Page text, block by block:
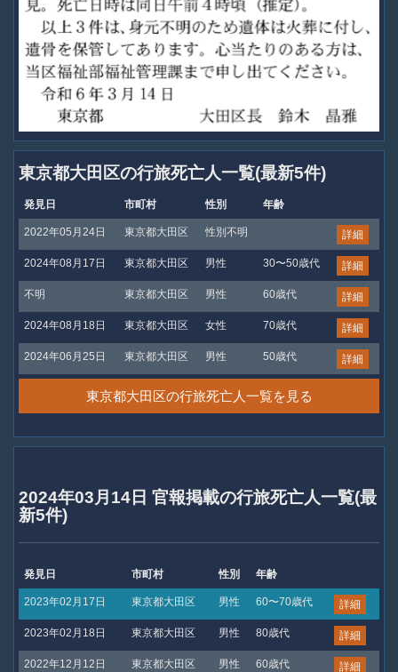
東京都大田区の行旅死亡人一覧(最新5件)
発見日 市町村 性別 年齢
2022年05月24日 東京都大田区 性別不明 詳細
2024年08月17日 東京都大田区 男性 30〜50歳代 詳細
不明 東京都大田区 男性 60歳代 詳細
2024年08月18日 東京都大田区 女性 70歳代 詳細
2024年06月25日 東京都大田区 男性 50歳代 詳細
東京都大田区の行旅死亡人一覧を見る
2024年03月14日 官報掲載の行旅死亡人一覧(最
新5件)
発見日 市町村 性別 年齢
2023年02月17日 東京都大田区 男性 60〜70歳代 詳細
2023年02月18日 東京都大田区 男性 80歳代 詳細
2022年12月12日 東京都大田区 男性 60歳代 詳細